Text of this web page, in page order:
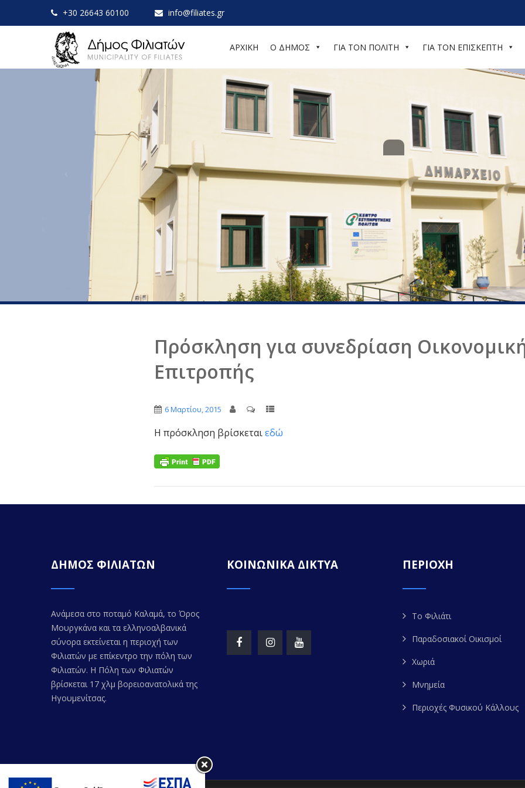
+30 26643 60100 info@filiates.gr
ΑΡΧΙΚΗ Ο ΔΗΜΟΣ ΓΙΑ ΤΟΝ ΠΟΛΙΤΗ ΓΙΑ ΤΟΝ ΕΠΙΣΚΕΠΤΗ
Πρόσκληση για συνεδρίαση
Επιτροπής
6 Μαρτίου, 2015
Η πρόσκληση βρίσκεταιεδώ
ΔΗΜΟΣ ΦΙΛΙΑΤΩΝ
Ανάμεσα στο ποταμό Καλαμά, το Όρος
Μουργκάνα και τα ελληνοαλβανικά
σύνορα εκτείνεται η περιοχή των
Φιλιατών με επίκεντρο την πόλη των
Φιλιατών. Η Πόλη των Φιλιατών
βρίσκεται 17 χλμ βορειοανατολικά της
Ηγουμενίτσας.
ΚΟΙΝΩΝΙΚΑ ΔΙΚΤΥΑ ΠΕΡΙΟΧΗ
Το Φιλιάτι
Παραδοσιακοί Οικισμοί
Χωριά
Μνημεία
Περιοχές Φυσικού Κάλλους